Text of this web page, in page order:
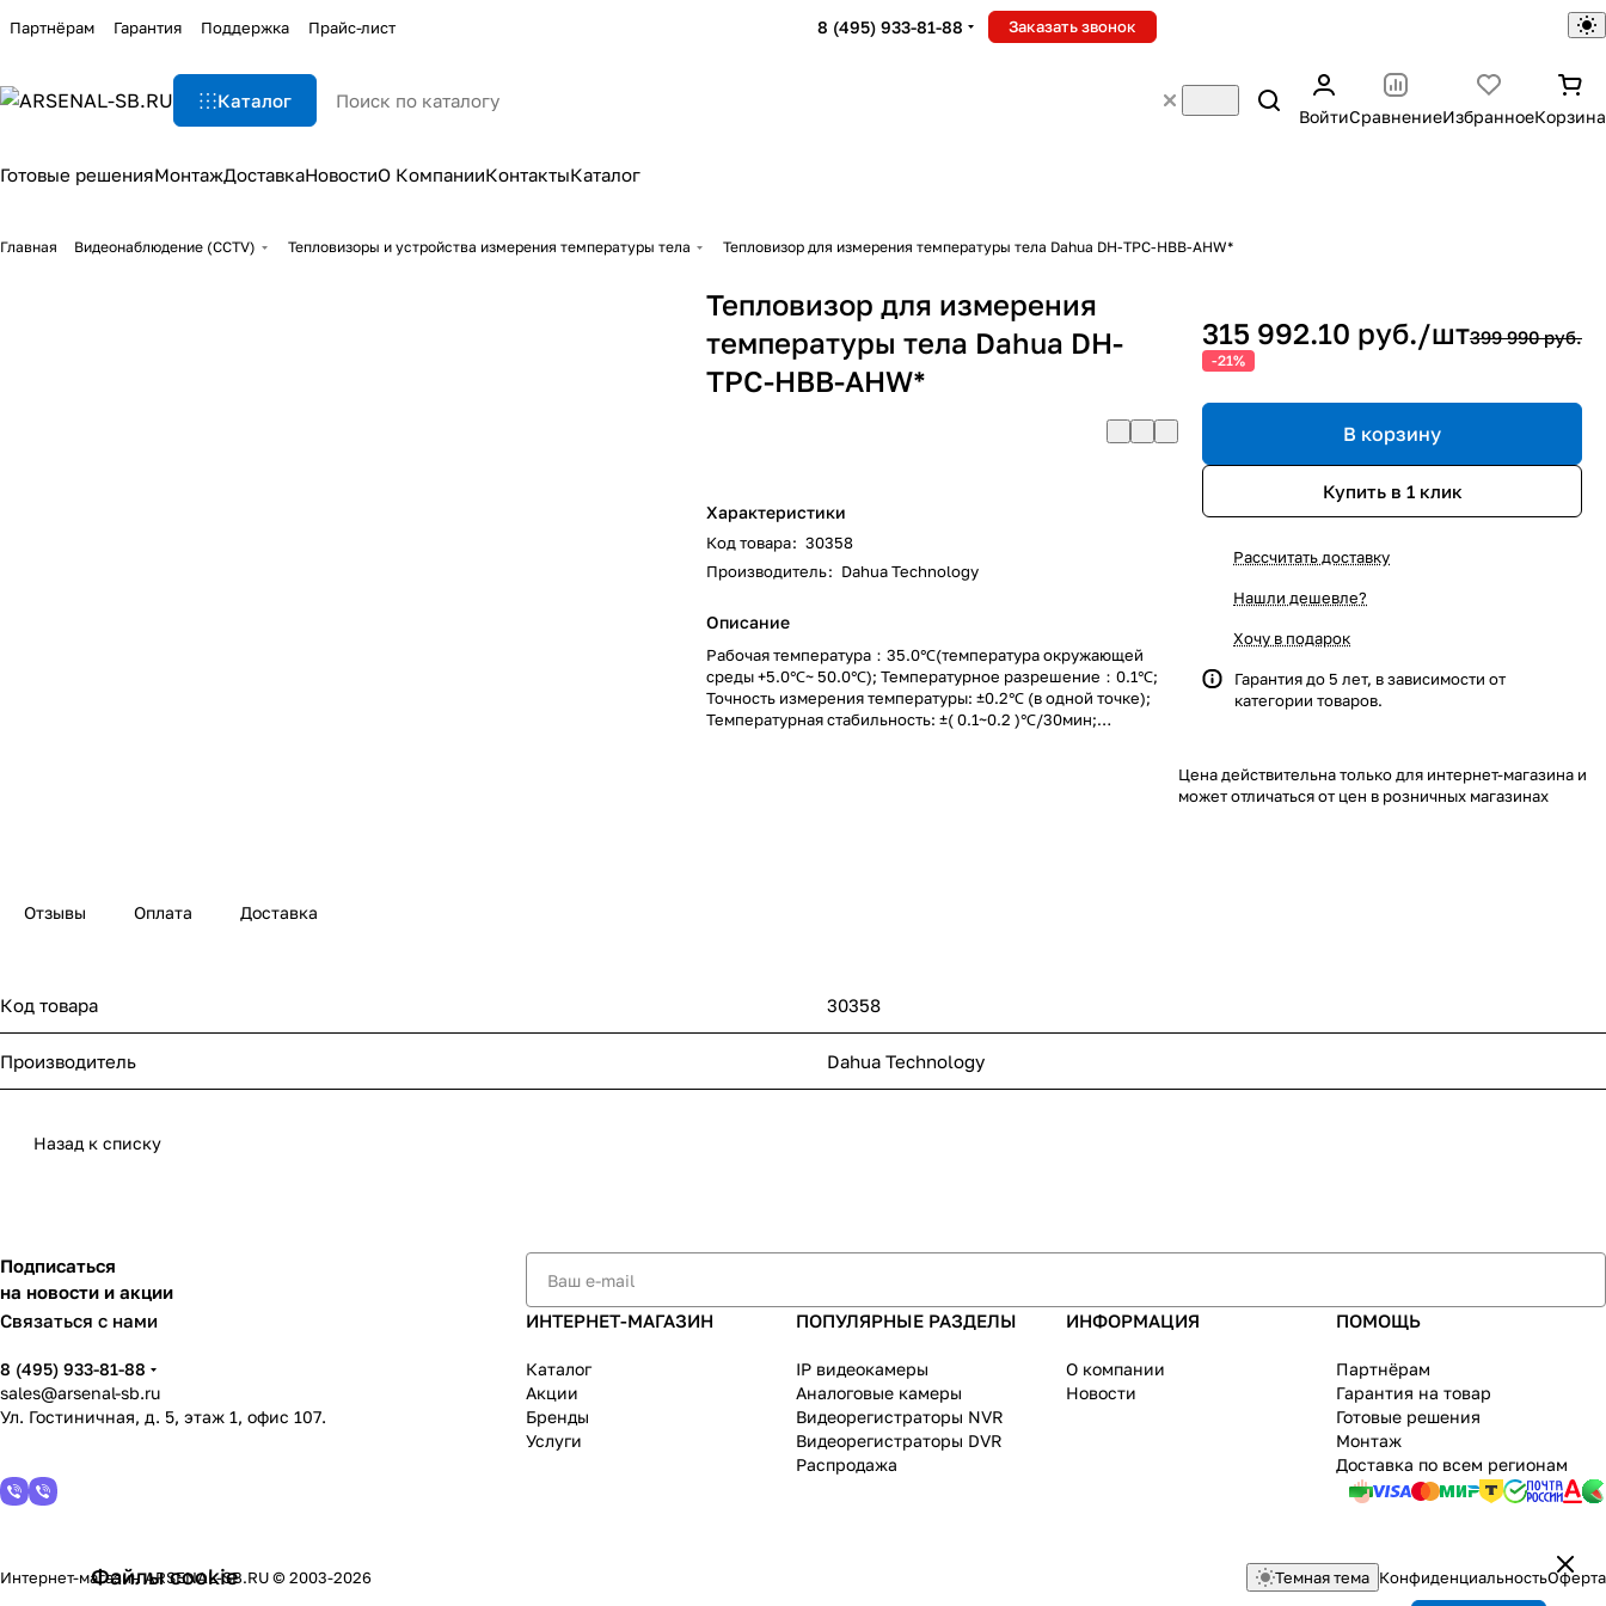
Партнёрам Гарантия Поддержка Прайс-лист 8 (495) 933-81-88 Заказать звонок
Каталог
ВойтиСравнениеИзбранноеКорзина
Готовые решенияМонтажДоставкаНовостиО КомпанииКонтактыКаталог
Главная Видеонаблюдение (CCTV) Тепловизоры и устройства измерения температуры тела Тепловизор для измерения температуры тела Dahua DH-TPC-HBB-AHW*
Тепловизор для измерения
температуры тела Dahua DH-
TPC-HBB-AHW*
Характеристики
Код товара: 30358
Производитель: Dahua Technology
Описание
Рабочая температура：35.0℃(температура окружающей
среды +5.0℃~ 50.0℃); Температурное разрешение：0.1℃;
Точность измерения температуры: ±0.2℃ (в одной точке);
Температурная стабильность: ±( 0.1~0.2 )℃/30мин;
315 992.10 руб./шт399 990 руб.
-21%
В корзину
Купить в 1 клик
Рассчитать доставку
Нашли дешевле?
Хочу в подарок
Гарантия до 5 лет, в зависимости от
категории товаров.
Цена действительна только для интернет-магазина и
может отличаться от цен в розничных магазинах
Отзывы Оплата Доставка
Код товара 30358
Производитель Dahua Technology
Назад к списку
Подписаться
на новости и акции
Связаться с нами
8 (495) 933-81-88
sales@arsenal-sb.ru
Ул. Гостиничная, д. 5, этаж 1, офис 107.
ИНТЕРНЕТ-МАГАЗИН
Каталог
Акции
Бренды
Услуги
ПОПУЛЯРНЫЕ РАЗДЕЛЫ
IP видеокамеры
Аналоговые камеры
Видеорегистраторы NVR
Видеорегистраторы DVR
Распродажа
ИНФОРМАЦИЯ
О компании
Новости
ПОМОЩЬ
Партнёрам
Гарантия на товар
Готовые решения
Монтаж
Доставка по всем регионам
Интернет-магазин ARSENAL-SB.RU © 2003-2026 Темная тема КонфиденциальностьОферта
Файлы cookie